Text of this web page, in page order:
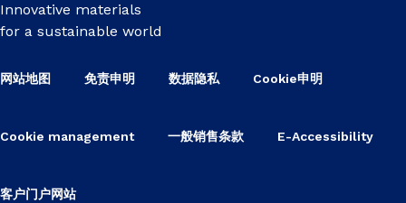
Innovative materials
for a sustainable world
网站地图 免责申明 数据隐私 Cookie申明
Cookie management 一般销售条款 E-Accessibility
客户门户网站